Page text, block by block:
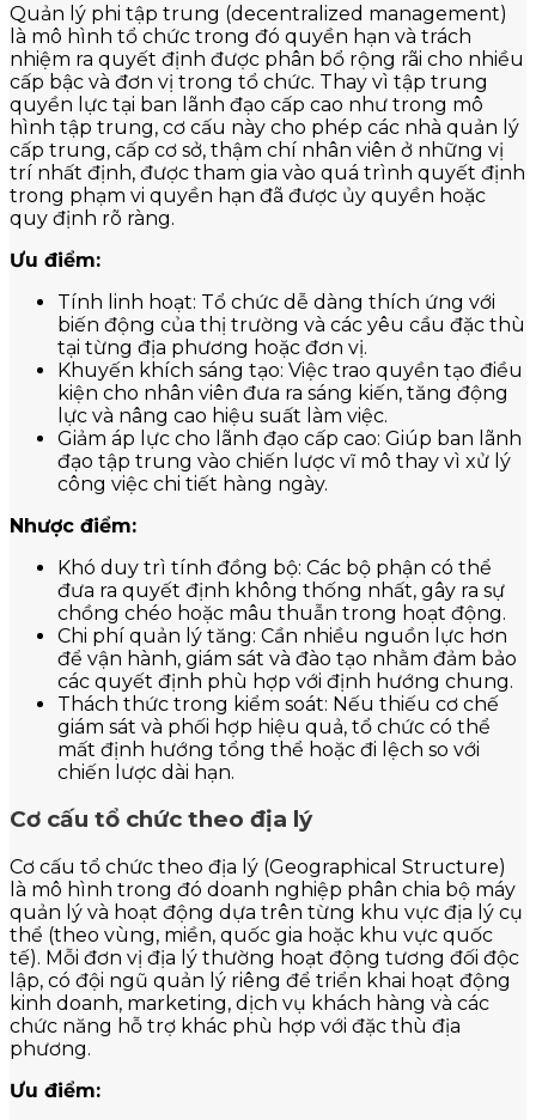
Quản lý phi tập trung (decentralized management)
là mô hình tổ chức trong đó quyền hạn và trách
nhiệm ra quyết định được phân bổ rộng rãi cho nhiều
cấp bậc và đơn vị trong tổ chức. Thay vì tập trung
quyền lực tại ban lãnh đạo cấp cao như trong mô
hình tập trung, cơ cấu này cho phép các nhà quản lý
cấp trung, cấp cơ sở, thậm chí nhân viên ở những vị
trí nhất định, được tham gia vào quá trình quyết định
trong phạm vi quyền hạn đã được ủy quyền hoặc
quy định rõ ràng.
Ưu điểm:
Tính linh hoạt: Tổ chức dễ dàng thích ứng với
biến động của thị trường và các yêu cầu đặc thù
tại từng địa phương hoặc đơn vị.
Khuyến khích sáng tạo: Việc trao quyền tạo điều
kiện cho nhân viên đưa ra sáng kiến, tăng động
lực và nâng cao hiệu suất làm việc.
Giảm áp lực cho lãnh đạo cấp cao: Giúp ban lãnh
đạo tập trung vào chiến lược vĩ mô thay vì xử lý
công việc chi tiết hàng ngày.
Nhược điểm:
Khó duy trì tính đồng bộ: Các bộ phận có thể
đưa ra quyết định không thống nhất, gây ra sự
chồng chéo hoặc mâu thuẫn trong hoạt động.
Chi phí quản lý tăng: Cần nhiều nguồn lực hơn
để vận hành, giám sát và đào tạo nhằm đảm bảo
các quyết định phù hợp với định hướng chung.
Thách thức trong kiểm soát: Nếu thiếu cơ chế
giám sát và phối hợp hiệu quả, tổ chức có thể
mất định hướng tổng thể hoặc đi lệch so với
chiến lược dài hạn.
Cơ cấu tổ chức theo địa lý
Cơ cấu tổ chức theo địa lý (Geographical Structure)
là mô hình trong đó doanh nghiệp phân chia bộ máy
quản lý và hoạt động dựa trên từng khu vực địa lý cụ
thể (theo vùng, miền, quốc gia hoặc khu vực quốc
tế). Mỗi đơn vị địa lý thường hoạt động tương đối độc
lập, có đội ngũ quản lý riêng để triển khai hoạt động
kinh doanh, marketing, dịch vụ khách hàng và các
chức năng hỗ trợ khác phù hợp với đặc thù địa
phương.
Ưu điểm: